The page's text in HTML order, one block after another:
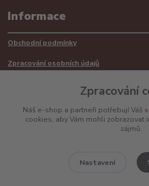
Informace
Obchodní podmínky
Zpracování osobních údajů
Mimosoudní řešení sporů ADR
Zpracování
Náš e-shop a partneři potřebují Váš
cookies, aby Vám mohli zobrazovat
zájmů.
Nastavení